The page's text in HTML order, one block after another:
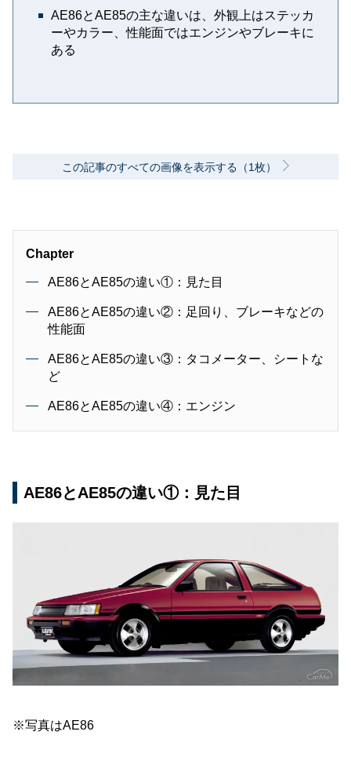
AE86とAE85の主な違いは、外観上はステッカ
ーやカラー、性能面ではエンジンやブレーキに
ある
この記事のすべての画像を表示する（1枚）
Chapter
AE86とAE85の違い①：見た目
AE86とAE85の違い②：足回り、ブレーキなどの
性能面
AE86とAE85の違い③：タコメーター、シートな
ど
AE86とAE85の違い④：エンジン
AE86とAE85の違い①：見た目
※写真はAE86